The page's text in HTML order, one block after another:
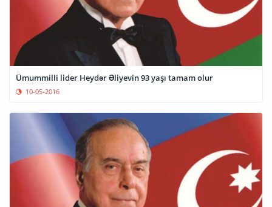
Ümummilli lider Heydər Əliyevin 93 yaşı tamam olur
10-05-2016